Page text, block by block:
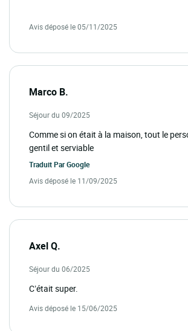
Avis déposé le 05/11/2025
Marco B.
Séjour du 09/2025
Comme si on était à la maison, tout le
gentil et serviable
Traduit ParGoogle
Avis déposé le 11/09/2025
Axel Q.
Séjour du 06/2025
C’était super.
Avis déposé le 15/06/2025